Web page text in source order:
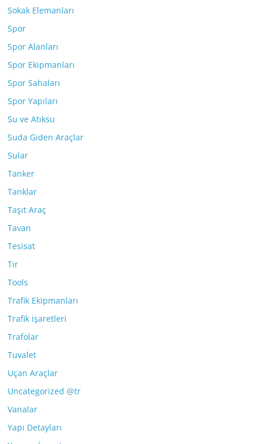
Sokak Elemanları
Spor
Spor Alanları
Spor Ekipmanları
Spor Sahaları
Spor Yapıları
Su ve Atıksu
Suda Giden Araçlar
Sular
Tanker
Tanklar
Taşıt Araç
Tavan
Tesisat
Tır
Tools
Trafik Ekipmanları
Trafik işaretleri
Trafolar
Tuvalet
Uçan Araçlar
Uncategorized @tr
Vanalar
Yapı Detayları